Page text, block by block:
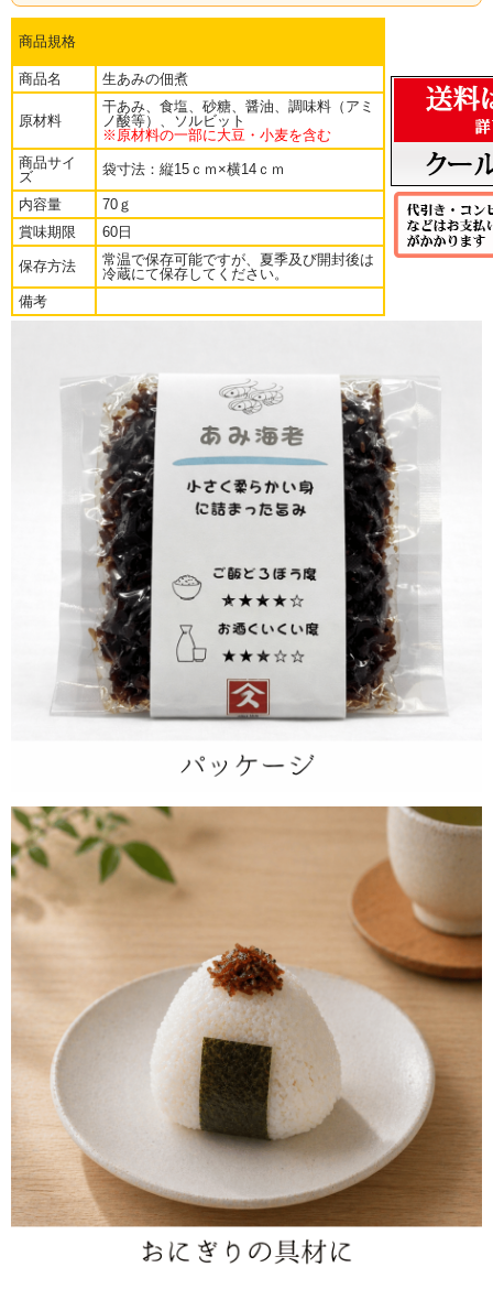
小さなあみ海老を風味よく炊き上げた、香ばしさと旨みが楽しめる佃
煮です。口に入れると、海老ならではの香りがふわりと広がり、噛む
ほどに甘辛い味わいと小海老の旨みがじんわり重なります。細かな身
く、毎日の食卓で重宝します。香ばしい風味は、お酒のおつまみや箸
休めにもぴったり。小さいながらも海老の存在感があり、少量でも満
足感のある味わいです。昔ながらの佃煮らしい親しみやすさと、海老
の香りを楽しめる、ご飯のおともにおすすめの一品です。
商品規格
商品名 生あみの佃煮
原材料
干あみ、食塩、砂糖、醤油、調味料（アミ
ノ酸等）、ソルビット
※原材料の一部に大豆・小麦を含む
商品サイ
ズ
袋寸法：縦15ｃｍ×横14ｃｍ
内容量
70ｇ
賞味期限
60日
保存方法
常温で保存可能ですが、夏季及び開封後は
冷蔵にて保存してください。
備考